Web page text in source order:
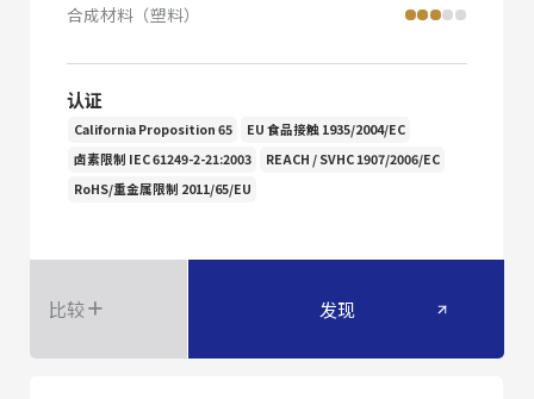
合成材料（塑料）
认证
California Proposition 65
EU 食品接触 1935/2004/EC
卤素限制 IEC 61249-2-21:2003
REACH / SVHC 1907/2006/EC
RoHS/重金属限制 2011/65/EU
比较 发现